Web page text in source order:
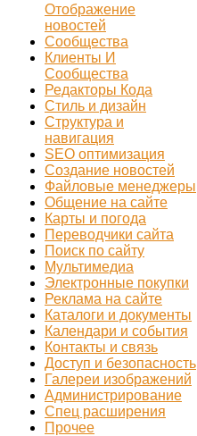
Отображение
новостей
Сообщества
Клиенты И
Сообщества
Редакторы Кода
Стиль и дизайн
Структура и
навигация
SEO оптимизация
Создание новостей
Файловые менеджеры
Общение на сайте
Карты и погода
Переводчики сайта
Поиск по сайту
Мультимедиа
Электронные покупки
Реклама на сайте
Каталоги и документы
Календари и события
Контакты и связь
Доступ и безопасность
Галереи изображений
Администрирование
Спец расширения
Прочее